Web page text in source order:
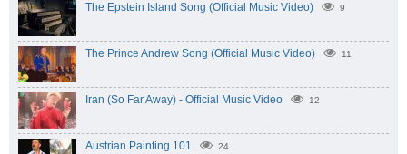
The Epstein Island Song (Official Music Video) 9
The Prince Andrew Song (Official Music Video) 11
Iran (So Far Away) - Official Music Video 12
Austrian Painting 101 24